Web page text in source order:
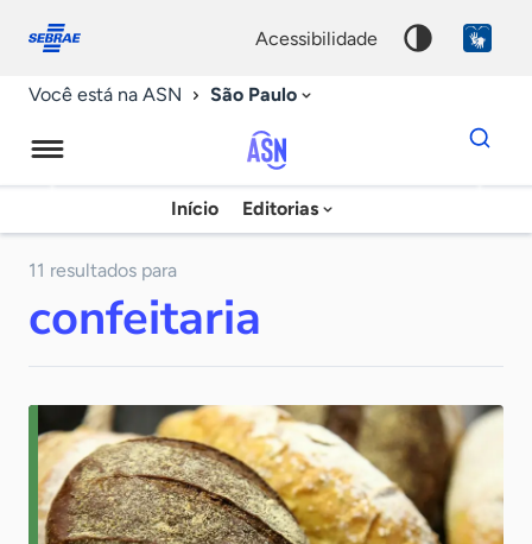
conosco
acessibilidade
Você está na ASN São Paulo
Agência
Sebrae
Notícias
Início Editorias
Dados
para
chave
11 resultados para
confeitaria